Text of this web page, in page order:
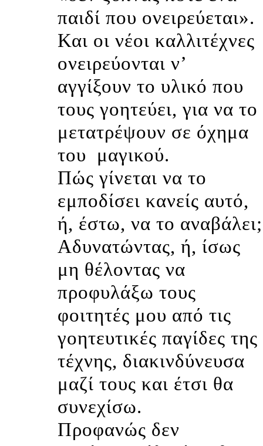
παιδί που ονειρεύεται».
Και οι νέοι καλλιτέχνες
ονειρεύονται ν’
αγγίξουν το υλικό που
τους γοητεύει, για να το
μετατρέψουν σε όχημα
του
μαγικού.
Πώς γίνεται να το
εμποδίσει κανείς αυτό,
ή, έστω, να το αναβάλει;
Αδυνατώντας, ή, ίσως
μη θέλοντας να
προφυλάξω τους
φοιτητές μου από τις
γοητευτικές παγίδες της
τέχνης, διακινδύνευσα
μαζί τους και έτσι θα
συνεχίσω.
Προφανώς δεν